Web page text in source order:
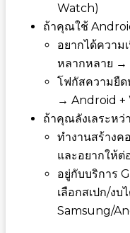
Watch)
ถ้าคุณใช้
อยากได้ความ
หลากหลาย →
โฟกัสความยื
→ Android +
ถ้าคุณลังเลระหว่
ทำงานสร้างค
และอยากให้ต่
อยู่กับบริการ
เลือกสเปก/งบ
Samsung/